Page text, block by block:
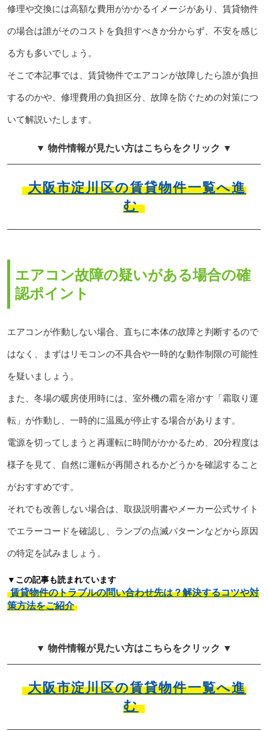
修理や交換には高額な費用がかかるイメージがあり、賃貸物件
の場合は誰がそのコストを負担すべきか分からず、不安を感じ
る方も多いでしょう。
そこで本記事では、賃貸物件でエアコンが故障したら誰が負担
するのかや、修理費用の負担区分、故障を防ぐための対策につ
いて解説いたします。
▼ 物件情報が見たい方はこちらをクリック ▼
大阪市淀川区の賃貸物件一覧へ進
む
エアコン故障の疑いがある場合の確
認ポイント
エアコンが作動しない場合、直ちに本体の故障と判断するので
はなく、まずはリモコンの不具合や一時的な動作制限の可能性
を疑いましょう。
また、冬場の暖房使用時には、室外機の霜を溶かす「霜取り運
転」が作動し、一時的に温風が停止する場合があります。
電源を切ってしまうと再運転に時間がかかるため、20分程度は
様子を見て、自然に運転が再開されるかどうかを確認すること
がおすすめです。
それでも改善しない場合は、取扱説明書やメーカー公式サイト
でエラーコードを確認し、ランプの点滅パターンなどから原因
の特定を試みましょう。
▼この記事も読まれています
賃貸物件のトラブルの問い合わせ先は？解決するコツや対
策方法をご紹介
▼ 物件情報が見たい方はこちらをクリック ▼
大阪市淀川区の賃貸物件一覧へ進
む